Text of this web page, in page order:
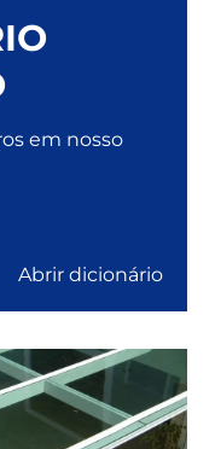
em nosso
Abrir dicionário